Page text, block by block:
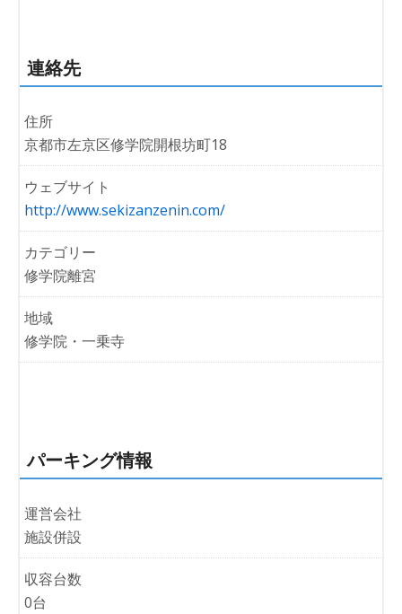
連絡先
住所
京都市左京区修学院開根坊町18
ウェブサイト
http://www.sekizanzenin.com/
カテゴリー
修学院離宮
地域
修学院・一乗寺
パーキング情報
運営会社
施設併設
収容台数
0台